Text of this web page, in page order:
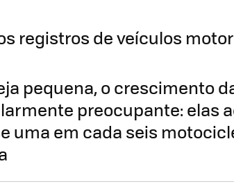
registros de veículos
pequena, o crescimento
preocupante: elas
uma em cada seis